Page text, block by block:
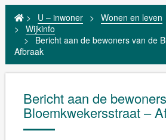
> U – inwoner > Wonen en leven
> Wijkinfo
>
Bericht aan de bewoners van de
Afbraak
Bericht aan de
Bloemkwekersstraat –